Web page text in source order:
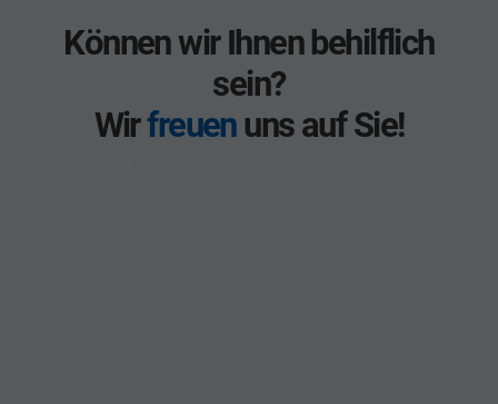
Können wir Ihnen behilflich
sein?
Wirfreuenuns auf Sie!